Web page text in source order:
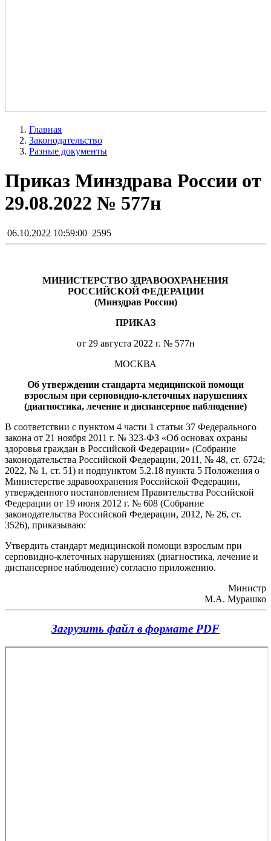
Главная
Законодательство
Разные документы
Приказ Минздрава России от
29.08.2022 № 577н
06.10.2022 10:59:00 2595
МИНИСТЕРСТВО ЗДРАВООХРАНЕНИЯ
РОССИЙСКОЙ ФЕДЕРАЦИИ
(Минздрав России)
ПРИКАЗ
от 29 августа 2022 г. № 577н
МОСКВА
Об утверждении стандарта медицинской помощи
взрослым при серповидно-клеточных нарушениях
(диагностика, лечение и диспансерное наблюдение)
В соответствии с пунктом 4 части 1 статьи 37 Федерального
закона от 21 ноября 2011 г. № 323-ФЗ «Об основах охраны
здоровья граждан в Российской Федерации» (Собрание
законодательства Российской Федерации, 2011, № 48, ст. 6724;
2022, № 1, ст. 51) и подпунктом 5.2.18 пункта 5 Положения о
Министерстве здравоохранения Российской Федерации,
утвержденного постановлением Правительства Российской
Федерации от 19 июня 2012 г. № 608 (Собрание
законодательства Российской Федерации, 2012, № 26, ст.
3526), приказываю:
Утвердить стандарт медицинской помощи взрослым при
серповидно-клеточных нарушениях (диагностика, лечение и
диспансерное наблюдение) согласно приложению.
Министр
М.А. Мурашко
Загрузить файл в формате PDF